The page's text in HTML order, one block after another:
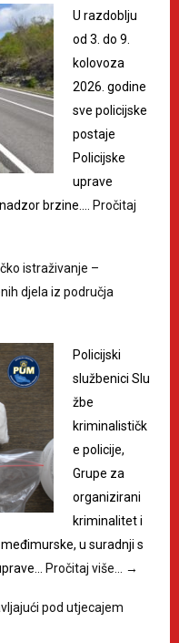
U razdoblju
od 3. do 9.
kolovoza
2026. godine
sve policijske
postaje
Policijske
uprave
brzine.… Pročitaj
istraživanje –
djela iz područja
Policijski
službenici Slu
žbe
kriminalističk
e policije,
Grupe za
organizirani
kriminalitet i
u suradnji s
Pročitaj više… →
pod utjecajem